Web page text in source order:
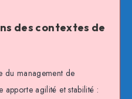
des contextes de
du management de
apporte agilité et stabilité :